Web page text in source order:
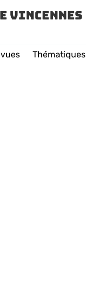
Vincennes
Thématiques